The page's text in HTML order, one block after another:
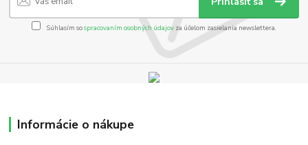
Súhlasím sospracovaním osobných údajov za účelom zasielania newslettera.
Informácie o nákupe